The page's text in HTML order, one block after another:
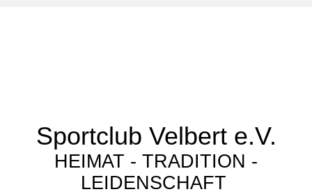
Sportclub Velbert e.V.
HEIMAT - TRADITION -
LEIDENSCHAFT